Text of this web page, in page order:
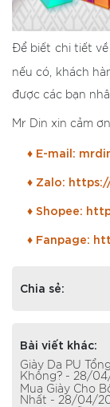
Để biết chi tiết
nếu có, khách
được các bạn
Mr Din xin cảm
♦ E-mail:
♦ Zalo:
♦ Shopee:
♦ Fanpage:
Chia sẻ:
Bài viết khác:
Giày Da PU
Không? - 28/
Mua Giày Cho
Nhất - 28/04/